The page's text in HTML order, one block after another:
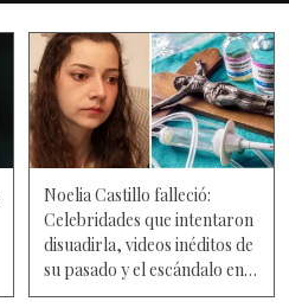
Noelia Castillo falleció:
Celebridades que intentaron
disuadirla, videos inéditos de
su pasado y el escándalo en
el hospital